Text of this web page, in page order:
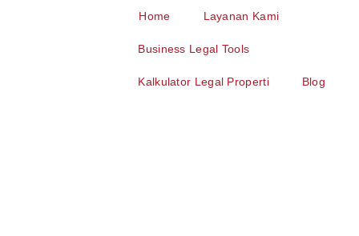
Home Layanan Kami
Business Legal Tools
Kalkulator Legal Properti Blog